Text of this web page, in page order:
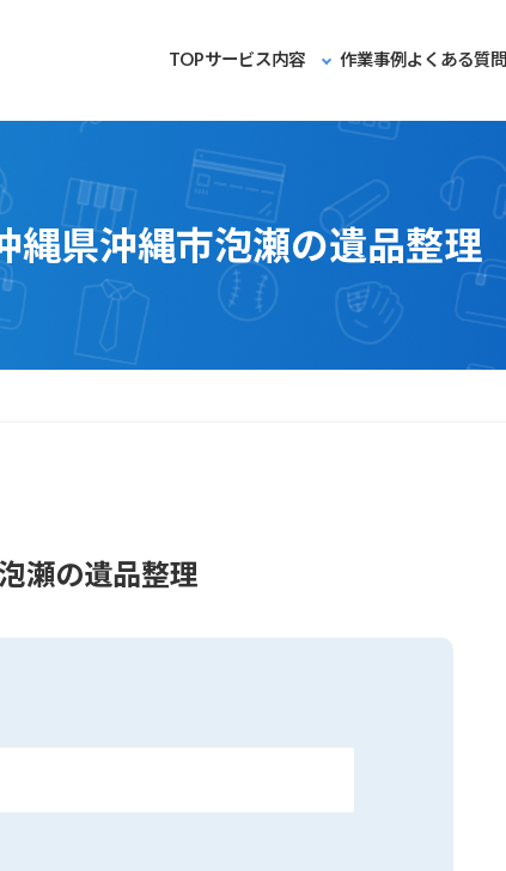
TOPサービス内容 作業事例 よくある質問
縄県沖縄市泡瀬の遺品整理
瀬の遺品整理